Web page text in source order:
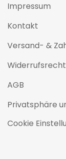
Impressum
Kontakt
Versand- &
AGB
Privatsphäre
Cookie